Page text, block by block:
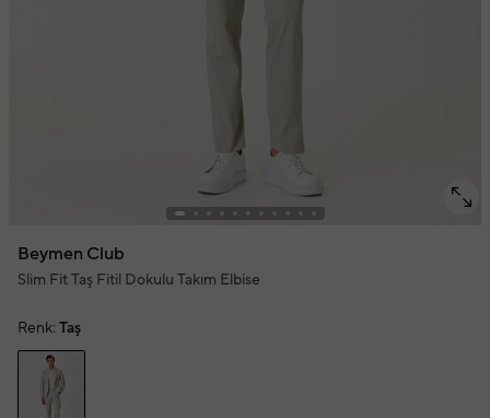
Beymen Club
Slim Fit Taş Fitil Dokulu Takım Elbise
Renk: Taş